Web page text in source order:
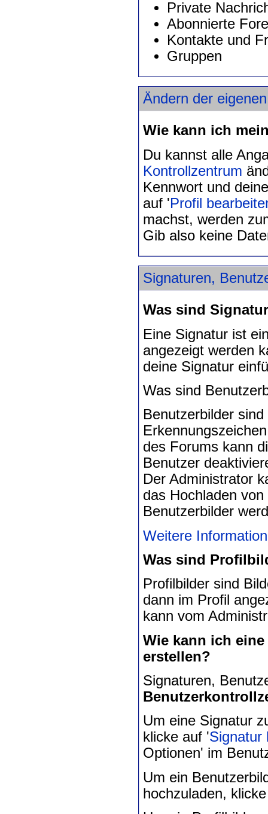
Private
Abonnierte
Kontakte und
Gruppen
Ändern der
Wie kann ich
Du kannst alle
Kontrollzentrum
Kennwort und
auf 'Profil
machst, werden
Gib also keine
Signaturen,
Was sind
Eine Signatur ist
angezeigt werden
deine Signatur
Was sind
Benutzerbilder
des Forums kann
Benutzer
Der Administrator
das Hochladen
Benutzerbilder
Weitere
Was sind
Profilbilder sind
dann im Profil
kann vom
Wie kann ich
erstellen?
Signaturen,
Um eine Signatur
klicke auf 'Signatur
Optionen' im
Um ein
hochzuladen,